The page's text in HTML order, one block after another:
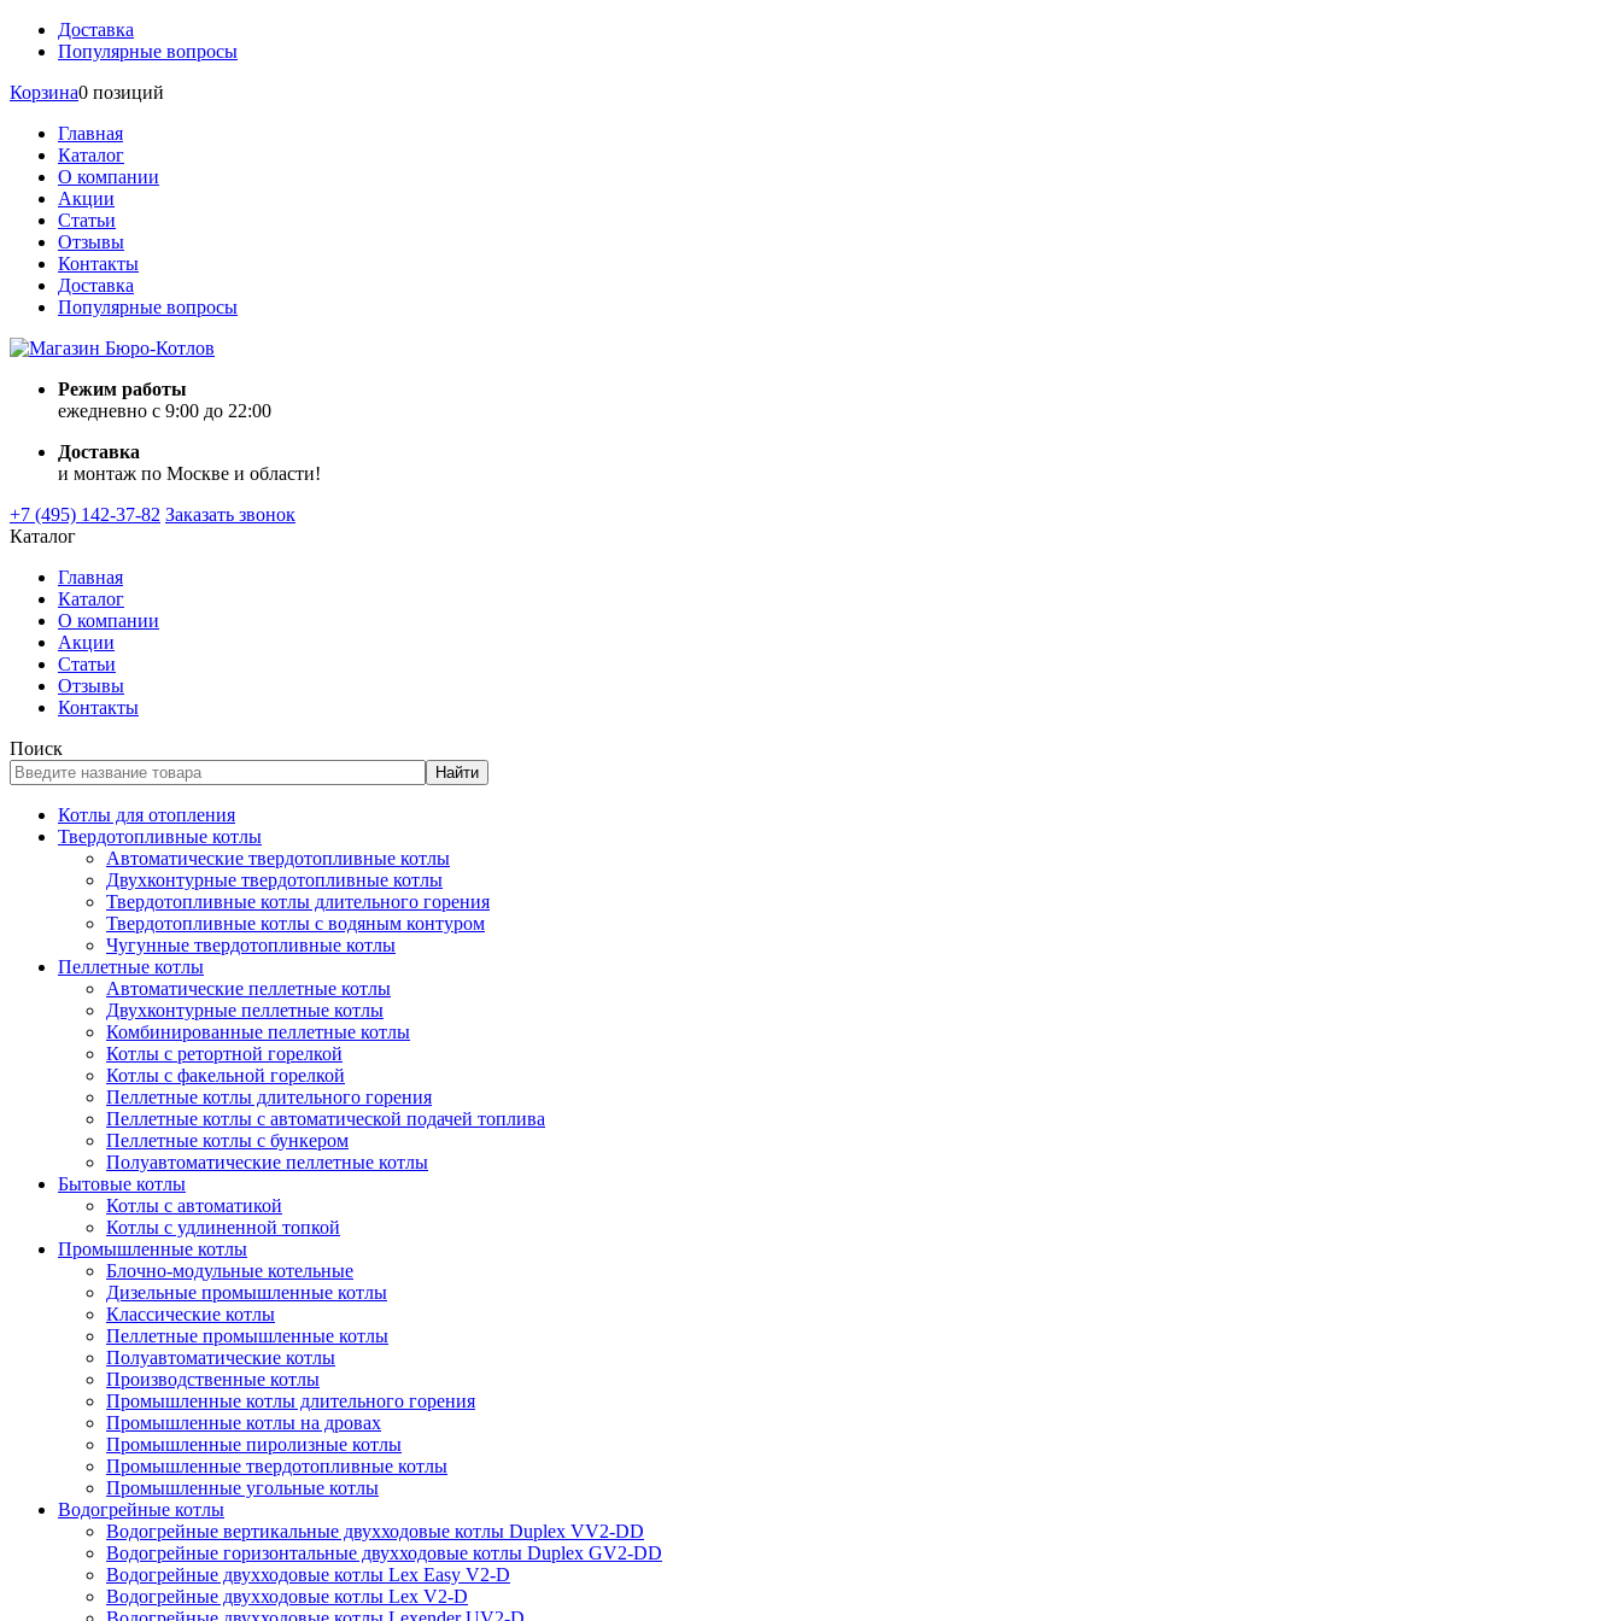
Доставка
Популярные вопросы
Корзина0 позиций
Главная
Каталог
О компании
Акции
Статьи
Отзывы
Контакты
Доставка
Популярные вопросы
Режим работы
ежедневно с 9:00 до 22:00
Доставка
и монтаж по Москве и области!
+7 (495) 142-37-82 Заказать звонок
Каталог
Главная
Каталог
О компании
Акции
Статьи
Отзывы
Контакты
Поиск
Найти
Котлы для отопления
Твердотопливные котлы
Автоматические твердотопливные котлы
Двухконтурные твердотопливные котлы
Твердотопливные котлы длительного горения
Твердотопливные котлы с водяным контуром
Чугунные твердотопливные котлы
Пеллетные котлы
Автоматические пеллетные котлы
Двухконтурные пеллетные котлы
Комбинированные пеллетные котлы
Котлы с ретортной горелкой
Котлы с факельной горелкой
Пеллетные котлы длительного горения
Пеллетные котлы с автоматической подачей топлива
Пеллетные котлы с бункером
Полуавтоматические пеллетные котлы
Бытовые котлы
Котлы с автоматикой
Котлы с удлиненной топкой
Промышленные котлы
Блочно-модульные котельные
Дизельные промышленные котлы
Классические котлы
Пеллетные промышленные котлы
Полуавтоматические котлы
Производственные котлы
Промышленные котлы длительного горения
Промышленные котлы на дровах
Промышленные пиролизные котлы
Промышленные твердотопливные котлы
Промышленные угольные котлы
Водогрейные котлы
Водогрейные вертикальные двухходовые котлы Duplex VV2-DD
Водогрейные горизонтальные двухходовые котлы Duplex GV2-DD
Водогрейные двухходовые котлы Lex Easy V2-D
Водогрейные двухходовые котлы Lex V2-D